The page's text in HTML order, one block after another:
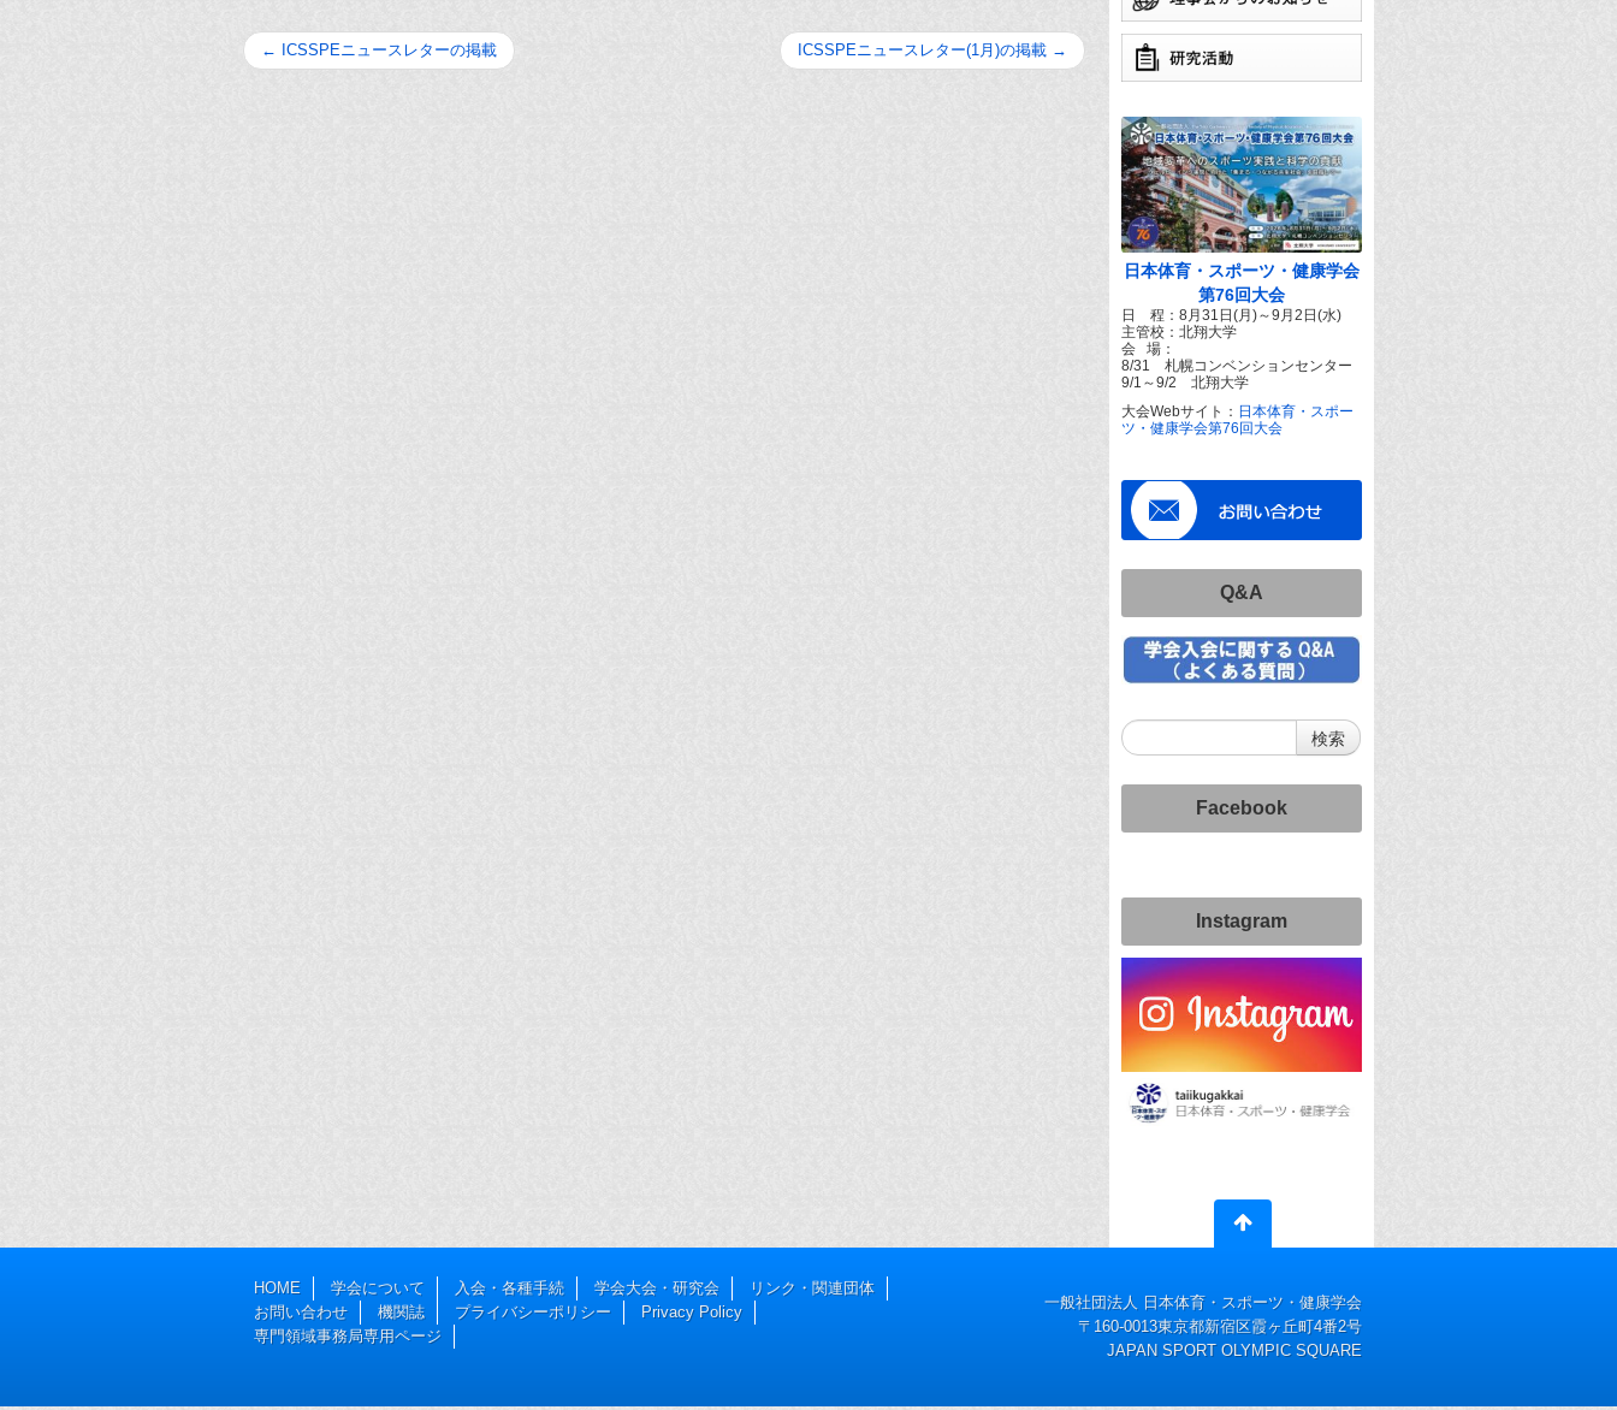
← ICSSPEニュースレターの掲載 ICSSPEニュースレター(1月)の掲載 →
日本体育・スポーツ・健康学会
第76回大会
日 程：8月31日(月)～9月2日(水)
主管校：北翔大学
会 場：
8/31 札幌コンベンションセンター
9/1～9/2 北翔大学
大会Webサイト： 日本体育・スポー
ツ・健康学会第76回大会
Q&A
Facebook
Instagram
HOME 学会について 入会・各種手続 学会大会・研究会
リンク・関連団体
お問い合わせ
機関誌 プライバシーポリシー
Privacy Policy
専門領域事務局専用ページ
一般社団法人 日本体育・スポーツ・健康学会
〒160-0013東京都新宿区霞ヶ丘町4番2号
JAPAN SPORT OLYMPIC SQUARE